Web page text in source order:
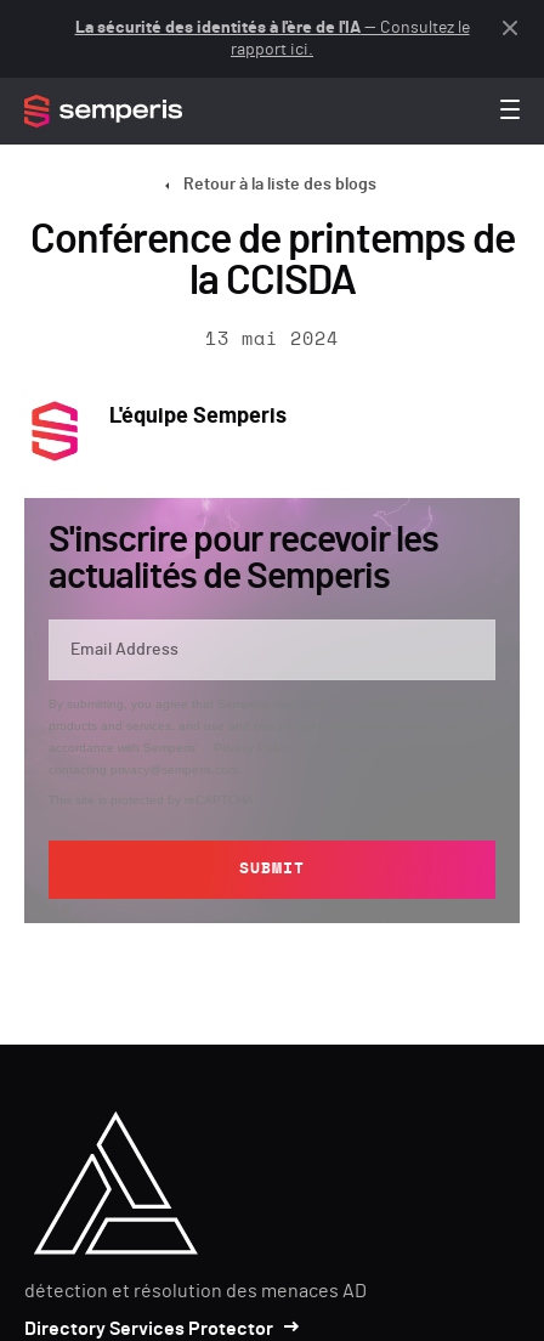
La sécurité des identités à l'ère de l'IA— Consultez le
rapport ici.
Retour à la liste des blogs
Conférence de printemps de
la CCISDA
13 mai 2024
L'équipe Semperis
S'inscrire pour recevoir les
actualités de Semperis
By submitting, you agree that Semperis may send you information regarding its
products and services, and use and process your personal information in
accordance with Semperis’
contacting privacy@semperis.com.
This site is protected by reCAPTCHA.
SUBMIT
détection et résolution des menaces AD
Directory Services Protector